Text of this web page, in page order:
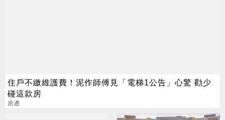
住戶不繳維護費！泥作師傅見「電梯1公告」心驚 勸少
碰這款房
房產